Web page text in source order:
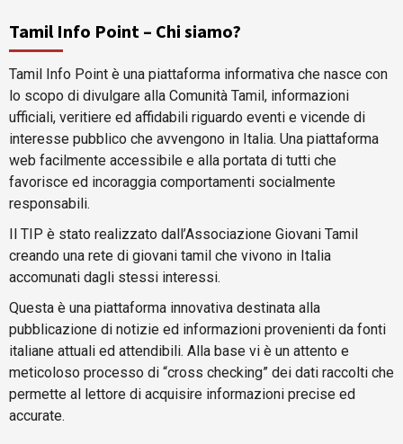
Tamil Info Point – Chi siamo?
Tamil Info Point è una piattaforma informativa che nasce con
lo scopo di divulgare alla Comunità Tamil, informazioni
ufficiali, veritiere ed affidabili riguardo eventi e vicende di
interesse pubblico che avvengono in Italia. Una piattaforma
web facilmente accessibile e alla portata di tutti che
favorisce ed incoraggia comportamenti socialmente
responsabili.
Il TIP è stato realizzato dall’Associazione Giovani Tamil
creando una rete di giovani tamil che vivono in Italia
accomunati dagli stessi interessi.
Questa è una piattaforma innovativa destinata alla
pubblicazione di notizie ed informazioni provenienti da fonti
italiane attuali ed attendibili. Alla base vi è un attento e
meticoloso processo di “cross checking” dei dati raccolti che
permette al lettore di acquisire informazioni precise ed
accurate.